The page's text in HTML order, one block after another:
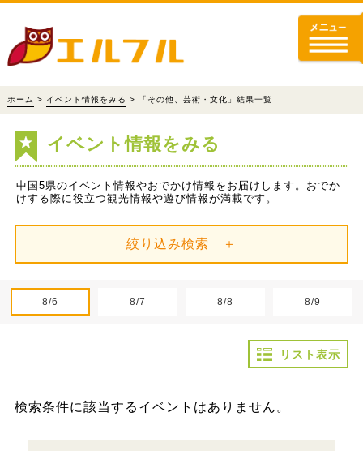
ホーム > イベント情報をみる > 「その他、芸術・文化」結果一覧
イベント情報をみる
中国5県のイベント情報やおでかけ情報をお届けします。おでか
けする際に役立つ観光情報や遊び情報が満載です。
絞り込み検索 ＋
8/6 8/7 8/8 8/9
リスト表示
検索条件に該当するイベントはありません。